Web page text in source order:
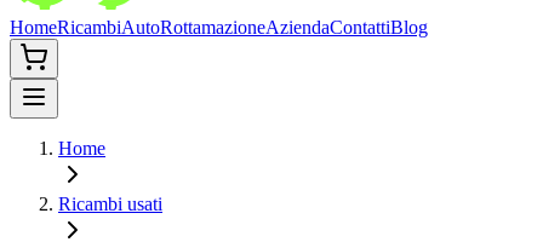
HomeRicambiAutoRottamazioneAziendaContattiBlog
Home
Ricambi usati